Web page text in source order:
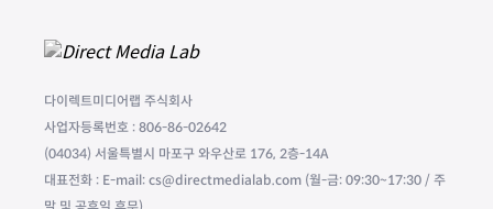
다이렉트미디어랩 주식회사
사업자등록번호 : 806-86-02642
(04034) 서울특별시 마포구 와우산로 176, 2층-14A
대표전화 : E-mail: cs@directmedialab.com (월-금: 09:30~17:30 / 주